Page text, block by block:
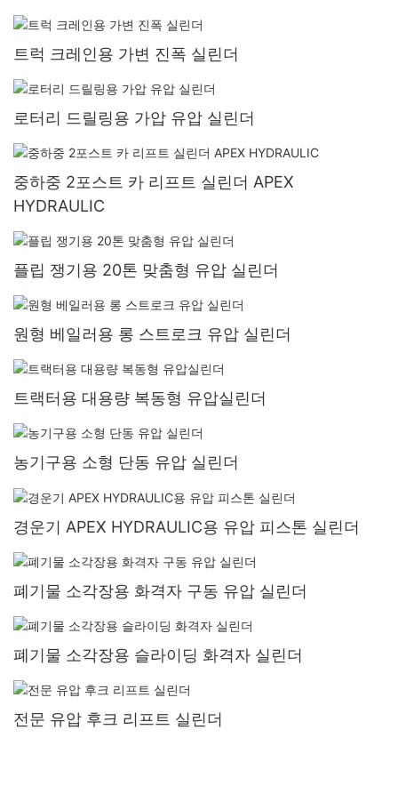
트럭 크레인용 가변 진폭 실린더
로터리 드릴링용 가압 유압 실린더
중하중 2포스트 카 리프트 실린더 APEX
HYDRAULIC
플립 쟁기용 20톤 맞춤형 유압 실린더
원형 베일러용 롱 스트로크 유압 실린더
트랙터용 대용량 복동형 유압실린더
농기구용 소형 단동 유압 실린더
경운기 APEX HYDRAULIC용 유압 피스톤 실린더
폐기물 소각장용 화격자 구동 유압 실린더
폐기물 소각장용 슬라이딩 화격자 실린더
전문 유압 후크 리프트 실린더